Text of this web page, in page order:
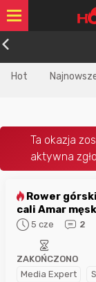
Hot
cali Amar
5 cze 2
Media Expert
ZAKOŃCZONO